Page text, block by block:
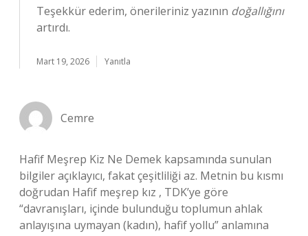
Teşekkür ederim, önerileriniz yazının doğallığını
artırdı.
Mart 19, 2026 Yanıtla
Cemre
Hafif Meşrep Kiz Ne Demek kapsamında sunulan
bilgiler açıklayıcı, fakat çeşitliliği az. Metnin bu kısmı
doğrudan Hafif meşrep kız , TDK’ye göre
“davranışları, içinde bulunduğu toplumun ahlak
anlayışına uymayan (kadın), hafif yollu” anlamına